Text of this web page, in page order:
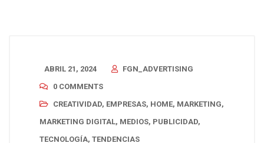
ABRIL 21, 2024
FGN_ADVERTISING
0 COMMENTS
CREATIVIDAD, EMPRESAS, HOME, MARKETING,
MARKETING DIGITAL, MEDIOS, PUBLICIDAD,
TECNOLOGÍA, TENDENCIAS